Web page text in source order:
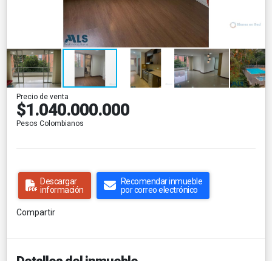
Precio de venta
$1.040.000.000
Pesos Colombianos
Descargar
información
Recomendar inmueble
por correo electrónico
Compartir